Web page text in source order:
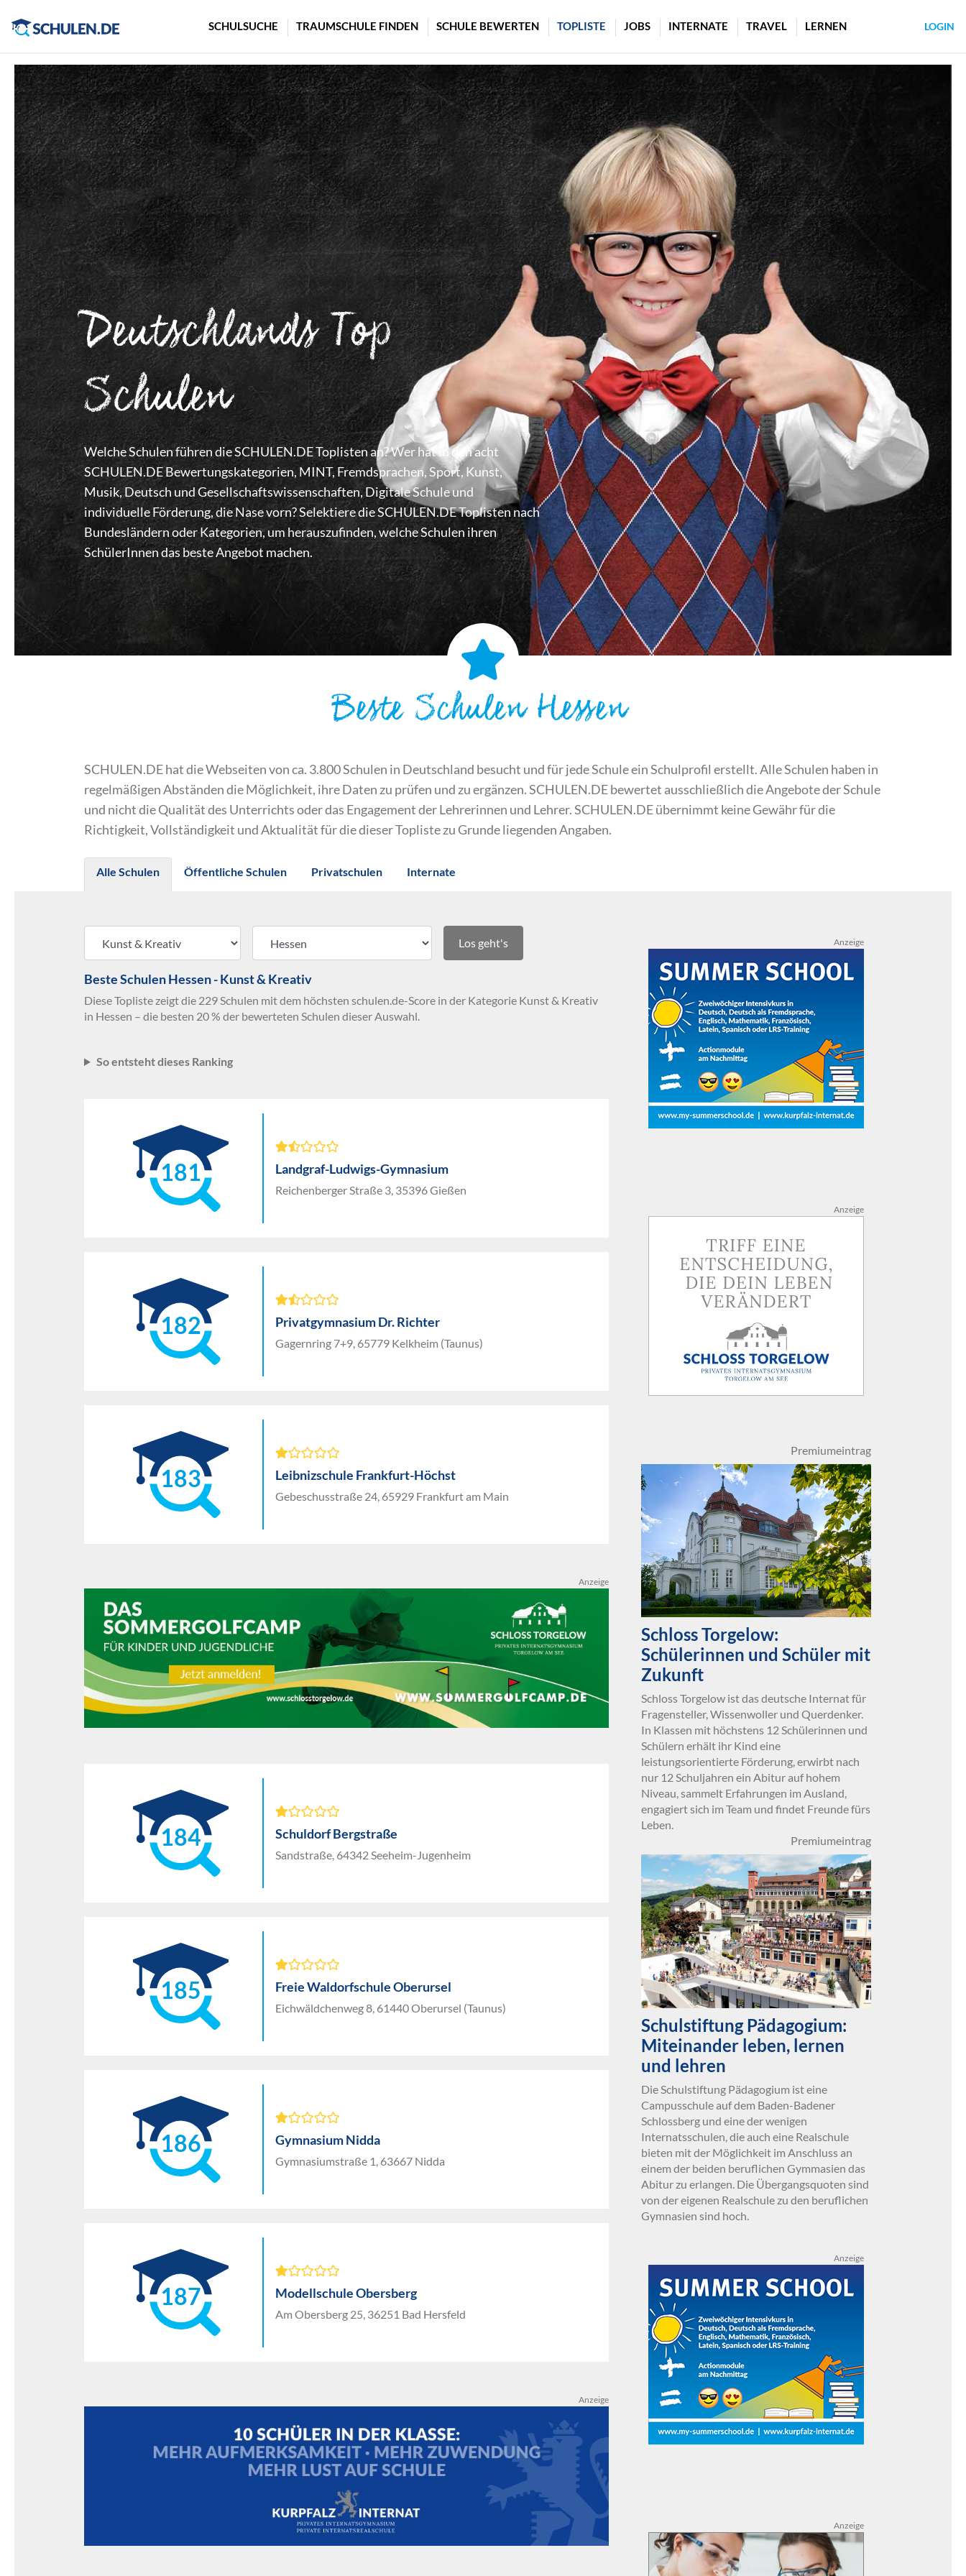
SCHULSUCHE TRAUMSCHULE FINDEN SCHULE BEWERTEN TOPLISTE JOBS INTERNATE TRAVEL LERNEN LOGIN
Deutschlands Top
Schulen
Welche Schulen führen die SCHULEN.DE Toplisten an? Wer hat in den acht
SCHULEN.DE Bewertungskategorien, MINT, Fremdsprachen, Sport, Kunst,
Musik, Deutsch und Gesellschaftswissenschaften, Digitale Schule und
individuelle Förderung, die Nase vorn? Selektiere die SCHULEN.DE Toplisten nach
Bundesländern oder Kategorien, um herauszufinden, welche Schulen ihren
SchülerInnen das beste Angebot machen.
Beste Schulen Hessen
SCHULEN.DE hat die Webseiten von ca. 3.800 Schulen in Deutschland besucht und für jede Schule ein Schulprofil erstellt. Alle Schulen haben in
regelmäßigen Abständen die Möglichkeit, ihre Daten zu prüfen und zu ergänzen. SCHULEN.DE bewertet ausschließlich die Angebote der Schule
und nicht die Qualität des Unterrichts oder das Engagement der Lehrerinnen und Lehrer. SCHULEN.DE übernimmt keine Gewähr für die
Richtigkeit, Vollständigkeit und Aktualität für die dieser Topliste zu Grunde liegenden Angaben.
Alle Schulen Öffentliche Schulen Privatschulen Internate
Los geht's
Beste Schulen Hessen - Kunst & Kreativ
Diese Topliste zeigt die 229 Schulen mit dem höchsten schulen.de-Score in der Kategorie Kunst & Kreativ
in Hessen – die besten 20 % der bewerteten Schulen dieser Auswahl.
So entsteht dieses Ranking
181 Landgraf-Ludwigs-Gymnasium
Reichenberger Straße 3, 35396 Gießen
182 Privatgymnasium Dr. Richter
Gagernring 7+9, 65779 Kelkheim (Taunus)
183 Leibnizschule Frankfurt-Höchst
Gebeschusstraße 24, 65929 Frankfurt am Main
Anzeige
184 Schuldorf Bergstraße
Sandstraße, 64342 Seeheim-Jugenheim
185 Freie Waldorfschule Oberursel
Eichwäldchenweg 8, 61440 Oberursel (Taunus)
186 Gymnasium Nidda
Gymnasiumstraße 1, 63667 Nidda
187 Modellschule Obersberg
Am Obersberg 25, 36251 Bad Hersfeld
Anzeige
Anzeige
Anzeige
Premiumeintrag
Schloss Torgelow:
Schülerinnen und Schüler mit
Zukunft
Schloss Torgelow ist das deutsche Internat für
Fragensteller, Wissenwoller und Querdenker.
In Klassen mit höchstens 12 Schülerinnen und
Schülern erhält ihr Kind eine
leistungsorientierte Förderung, erwirbt nach
nur 12 Schuljahren ein Abitur auf hohem
Niveau, sammelt Erfahrungen im Ausland,
engagiert sich im Team und findet Freunde fürs
Leben.
Premiumeintrag
Schulstiftung Pädagogium:
Miteinander leben, lernen
und lehren
Die Schulstiftung Pädagogium ist eine
Campusschule auf dem Baden-Badener
Schlossberg und eine der wenigen
Internatsschulen, die auch eine Realschule
bieten mit der Möglichkeit im Anschluss an
einem der beiden beruflichen Gymmasien das
Abitur zu erlangen. Die Übergangsquoten sind
von der eigenen Realschule zu den beruflichen
Gymnasien sind hoch.
Anzeige
Anzeige